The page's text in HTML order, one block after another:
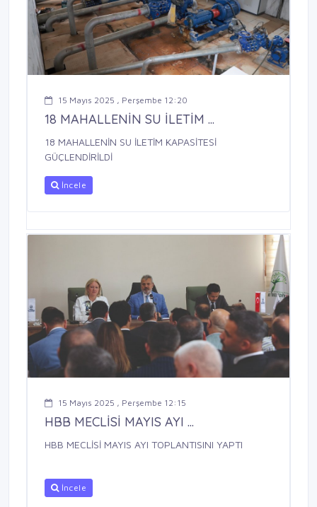
15 Mayıs 2025 , Perşembe 12:20
18 MAHALLENİN SU İLETİM ...
18 MAHALLENİN SU İLETİM KAPASİTESİ
GÜÇLENDİRİLDİ
İncele
15 Mayıs 2025 , Perşembe 12:15
HBB MECLİSİ MAYIS AYI ...
HBB MECLİSİ MAYIS AYI TOPLANTISINI YAPTI
İncele